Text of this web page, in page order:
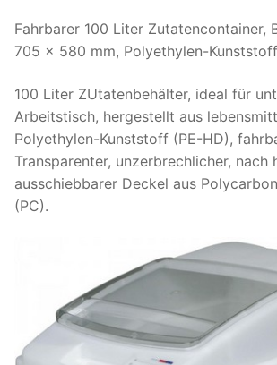
Suchen
Fahrbarer 100 Liter Zutatencontainer,
705 x 580 mm, Polyethylen-
100 Liter ZUtatenbehälter, ideal für
Arbeitstisch, hergestellt aus
Polyethylen-Kunststoff (PE-HD),
Transparenter, unzerbrechlicher, nach
ausschiebbarer Deckel aus
(PC).